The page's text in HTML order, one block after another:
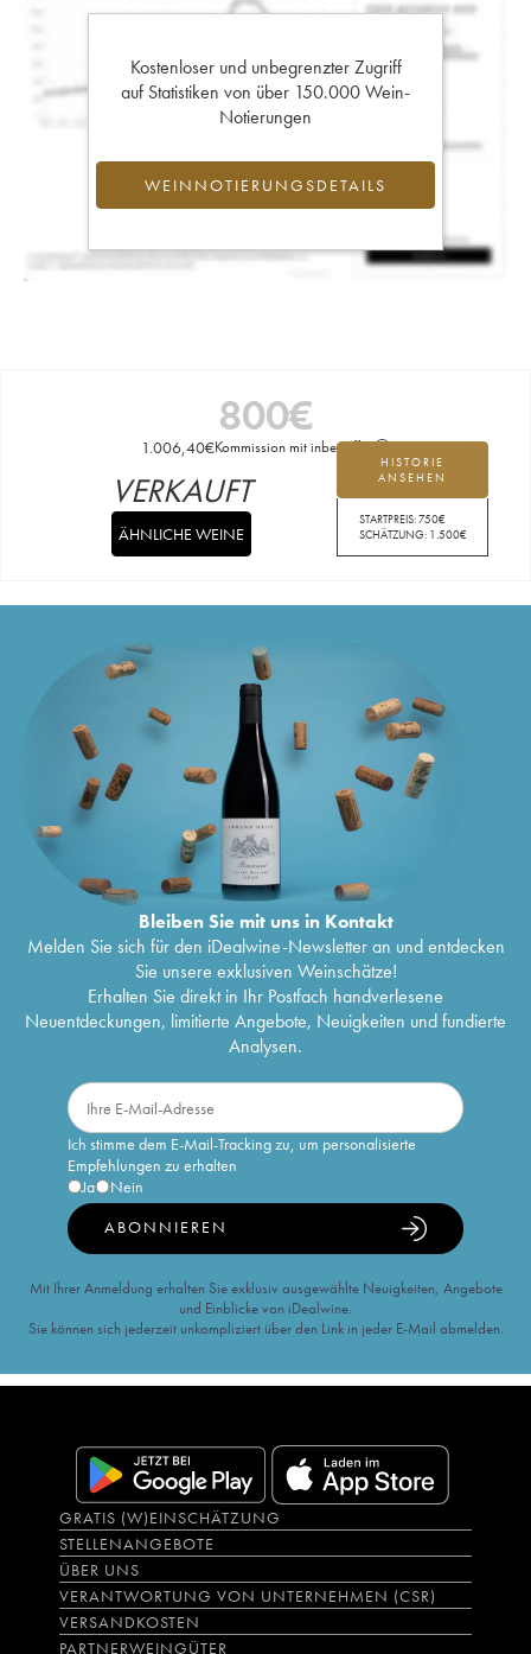
Kostenloser und unbegrenzter Zugriff
auf Statistiken von über 150.000 Wein-
Notierungen
WEINNOTIERUNGSDETAILS
800€
1.006,40€Kommission mit inbegriffen
HISTORIE
ANSEHEN
STARTPREIS:750€
SCHÄTZUNG: 1.500€
VERKAUFT
ÄHNLICHE WEINE
Bleiben Sie mit uns in Kontakt
Melden Sie sich für den iDealwine-Newsletter an und entdecken
Sie unsere exklusiven Weinschätze!
Erhalten Sie direkt in Ihr Postfach handverlesene
Neuentdeckungen, limitierte Angebote, Neuigkeiten und fundierte
Analysen.
Ich stimme dem E-Mail-Tracking zu, um personalisierte
Empfehlungen zu erhalten
Ja
Nein
ABONNIEREN
Mit Ihrer Anmeldung erhalten Sie exklusiv ausgewählte Neuigkeiten, Angebote
und Einblicke von iDealwine.
Sie können sich jederzeit unkompliziert über den Link in jeder E-Mail abmelden.
GRATIS (W)EINSCHÄTZUNG
STELLENANGEBOTE
ÜBER UNS
VERANTWORTUNG VON UNTERNEHMEN (CSR)
VERSANDKOSTEN
PARTNERWEINGÜTER